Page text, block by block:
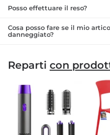
Posso effettuare il reso?
Cosa posso fare se il mio
danneggiato?
Reparti con